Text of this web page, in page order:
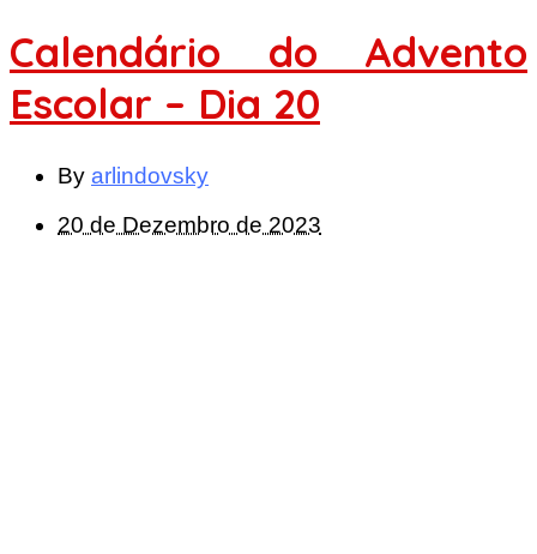
Calendário do Advento
Escolar – Dia 20
By arlindovsky
20 de Dezembro de 2023